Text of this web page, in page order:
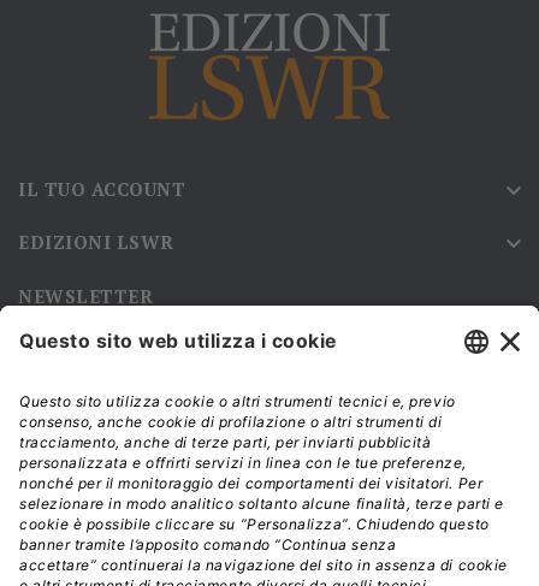
IL TUO ACCOUNT 
EDIZIONI LSWR 
NEWSLETTER
Iscriviti alla nostra newsletter e rimani sempre aggiornato sulle
Modalità di acquisto e tempi di spedizione
Diritto di recesso
Privacy policy